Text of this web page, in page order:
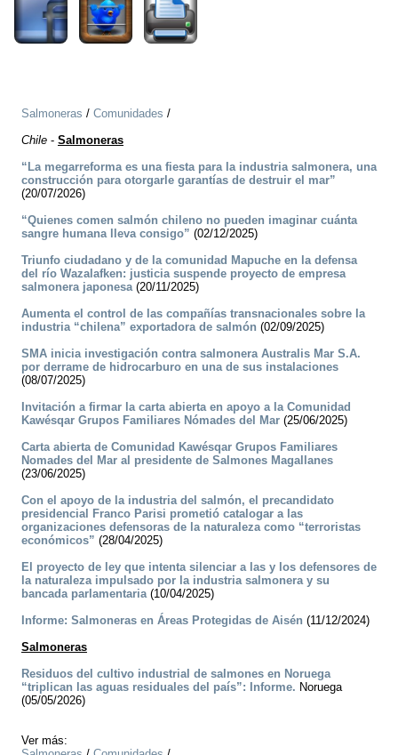
Salmoneras / Comunidades /
Chile - Salmoneras
“La megarreforma es una fiesta para la industria salmonera, una
construcción para otorgarle garantías de destruir el mar”
(20/07/2026)
“Quienes comen salmón chileno no pueden imaginar cuánta
sangre humana lleva consigo” (02/12/2025)
Triunfo ciudadano y de la comunidad Mapuche en la defensa
del río Wazalafken: justicia suspende proyecto de empresa
salmonera japonesa(20/11/2025)
Aumenta el control de las compañías transnacionales sobre la
industria “chilena” exportadora de salmón (02/09/2025)
SMA inicia investigación contra salmonera Australis Mar S.A.
por derrame de hidrocarburo en una de sus instalaciones
(08/07/2025)
Invitación a firmar la carta abierta en apoyo a la Comunidad
Kawésqar Grupos Familiares Nómades del Mar (25/06/2025)
Carta abierta de Comunidad Kawésqar Grupos Familiares
Nomades del Mar al presidente de Salmones Magallanes
(23/06/2025)
Con el apoyo de la industria del salmón, el precandidato
presidencial Franco Parisi prometió catalogar a las
organizaciones defensoras de la naturaleza como “terroristas
económicos” (28/04/2025)
El proyecto de ley que intenta silenciar a las y los defensores de
la naturaleza impulsado por la industria salmonera y su
bancada parlamentaria(10/04/2025)
Informe: Salmoneras en Áreas Protegidas de Aisén (11/12/2024)
Salmoneras
Residuos del cultivo industrial de salmones en Noruega
“triplican las aguas residuales del país”: Informe. Noruega
(05/05/2026)
Ver más: